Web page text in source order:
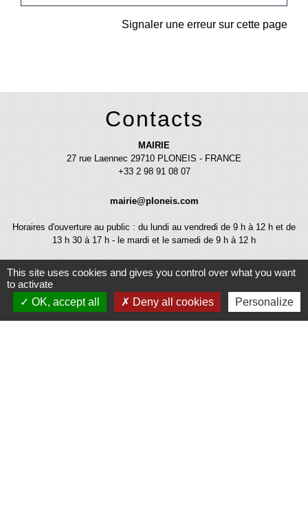
Signaler une erreur sur cette page
Contacts
MAIRIE
27 rue Laennec 29710 PLONEIS - FRANCE
+33 2 98 91 08 07
mairie@ploneis.com
Horaires d'ouverture au public : du lundi au vendredi de 9 h à 12 h et de
13 h 30 à 17 h - le mardi et le samedi de 9 h à 12 h
This site uses cookies and gives you control over what you want
to activate
OK, accept all
Deny all cookies Personalize